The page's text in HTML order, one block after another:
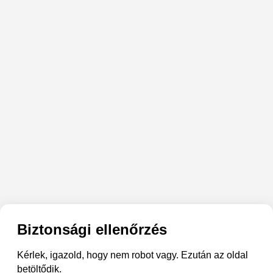
Biztonsági ellenőrzés
Kérlek, igazold, hogy nem robot vagy. Ezután az oldal
betöltődik.